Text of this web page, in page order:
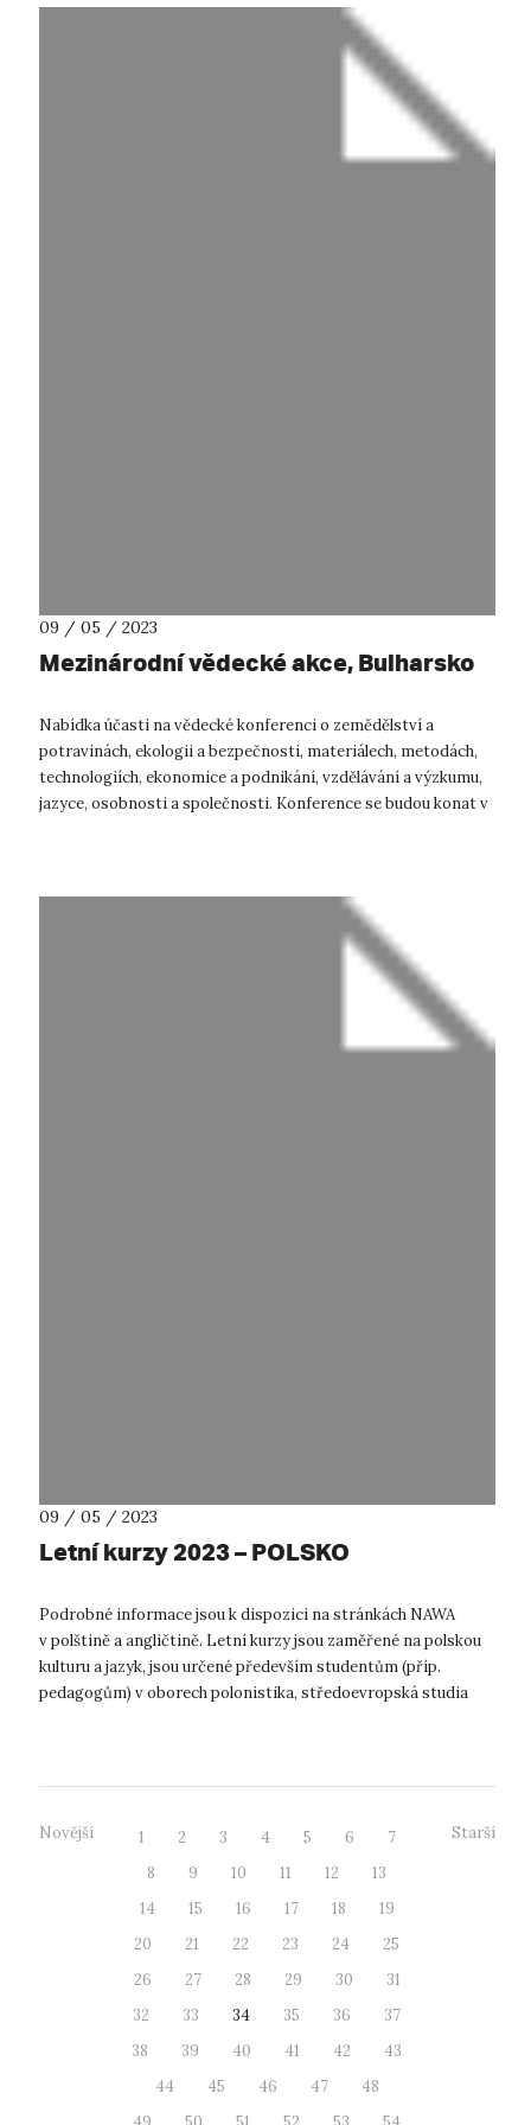
09 / 05 / 2023
Mezinárodní vědecké akce, Bulharsko
Nabídka účasti na vědecké konferenci o zemědělství a
potravinách, ekologii a bezpečnosti, materiálech, metodách,
technologiích, ekonomice a podnikání, vzdělávání a výzkumu,
jazyce, osobnosti a společnosti. Konference se budou konat v
09 / 05 / 2023
Letní kurzy 2023 – POLSKO
Podrobné informace jsou k dispozici na stránkách NAWA
v polštině a angličtině. Letní kurzy jsou zaměřené na polskou
kulturu a jazyk, jsou určené především studentům (příp.
pedagogům) v oborech polonistika, středoevropská studia
Novější 1 2 3 4 5 6
7
8
9 10 11 12
13
14
15 16 17 18
19
20
21 22 23 24
25
26
27 28 29 30
31
32
33 34 35 36
37
38
39 40 41 42
43
44
45 46 47
48
Starší